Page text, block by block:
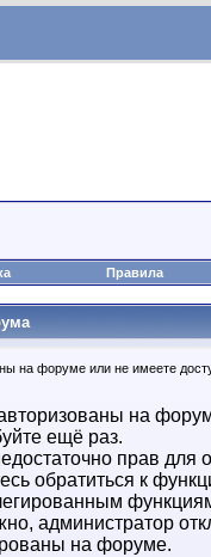
Правила
на форуме или не имеете
на
ещё раз.
прав
обратиться к
администратор
на форуме.